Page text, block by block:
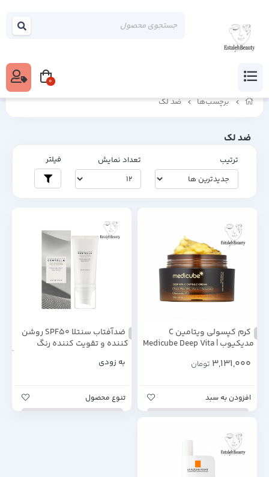
برچسب‌ها ضد لک
ضد لک
ترتیب تعداد نمایش فیلتر
کرم کپسولی ویتامین C
مدیکیوب | Medicube Deep Vita
55ml
3,131,000 تومان
افزودن به سبد
ضدآفتاب سنتلا SPF50 روشن
کننده و تقویت کننده رنگ
به زودی
تنوع محصول
0